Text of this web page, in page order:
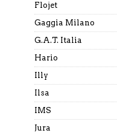
Flojet
Gaggia Milano
G.A.T. Italia
Hario
Illy
Ilsa
IMS
Jura